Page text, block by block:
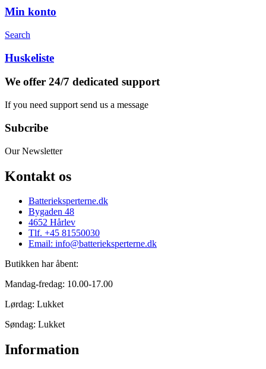
Min konto
Search
Huskeliste
We offer 24/7 dedicated support
If you need support send us a message
Subcribe
Our Newsletter
Kontakt os
Batterieksperterne.dk
Bygaden 48
4652 Hårlev
Tlf. +45 81550030
Email: info@batterieksperterne.dk
Butikken har åbent:
Mandag-fredag: 10.00-17.00
Lørdag: Lukket
Søndag: Lukket
Information